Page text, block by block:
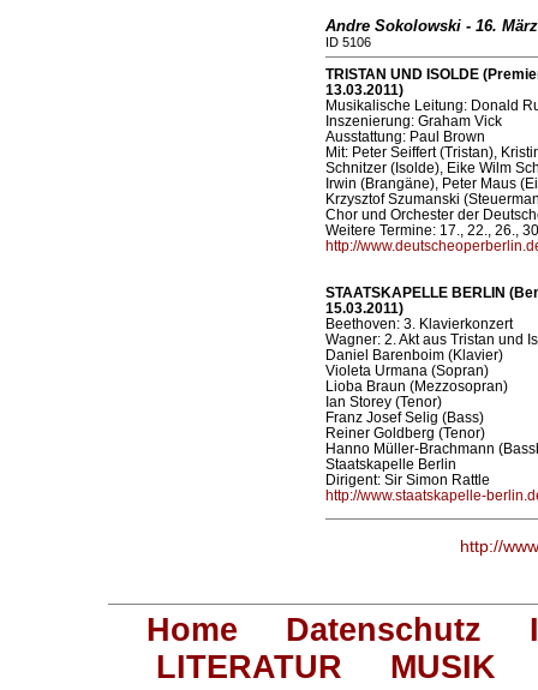
Andre Sokolowski - 16. März
ID 5106
TRISTAN UND ISOLDE
13.03.2011)
Musikalische Leitung: Donald
Inszenierung: Graham Vick
Ausstattung: Paul Brown
Mit: Peter Seiffert (Tristan),
Schnitzer (Isolde), Eike Wilm
Irwin (Brangäne), Peter Maus
Krzysztof Szumanski
Chor und Orchester der
Weitere Termine: 17., 22., 26.,
http://
STAATSKAPELLE BERLIN
15.03.2011)
Beethoven: 3. Klavierkonzert
Wagner: 2. Akt aus Tristan und
Daniel Barenboim (Klavier)
Violeta Urmana (Sopran)
Lioba Braun (Mezzosopran)
Ian Storey (Tenor)
Franz Josef Selig (Bass)
Reiner Goldberg (Tenor)
Hanno Müller-Brachmann
Staatskapelle Berlin
Dirigent: Sir Simon Rattle
http://www.staatskapelle-
http://
Home Datenschutz
LITERATUR
MUSIK